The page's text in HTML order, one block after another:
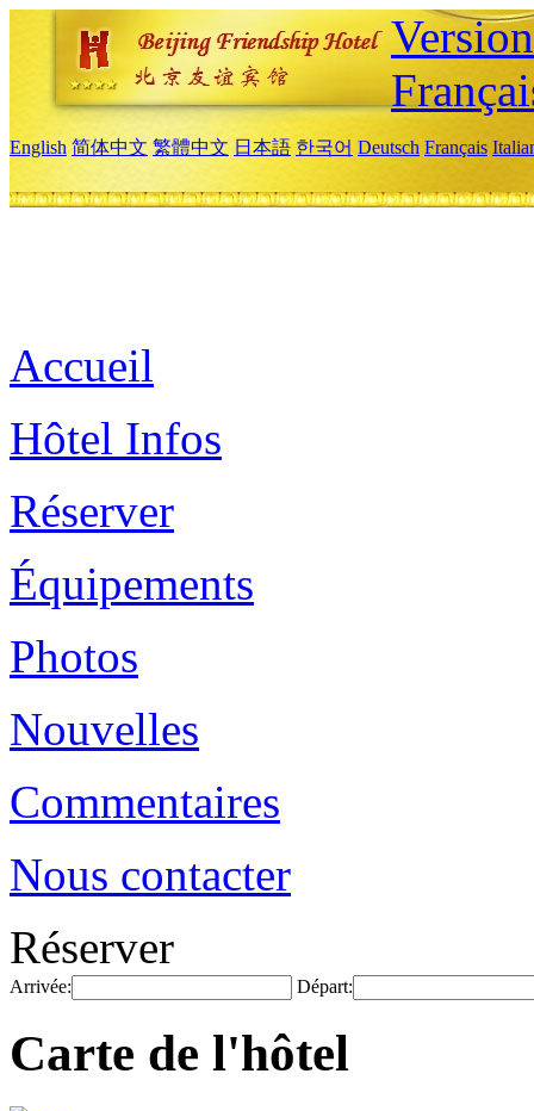
English 简体中文 繁體中文 日本語 한국어 Deutsch Français
Accueil
Hôtel Infos
Réserver
Équipements
Photos
Nouvelles
Commentaires
Nous contacter
Réserver
Arrivée: Départ:
Carte de l'hôtel